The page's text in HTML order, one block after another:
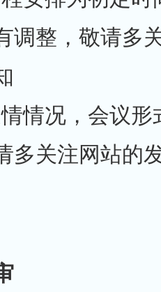
调整，敬请多
情况，会议形
多关注网站的